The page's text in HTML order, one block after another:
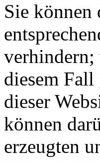
Sie können
verhindern;
diesem
dieser
können
erzeugten